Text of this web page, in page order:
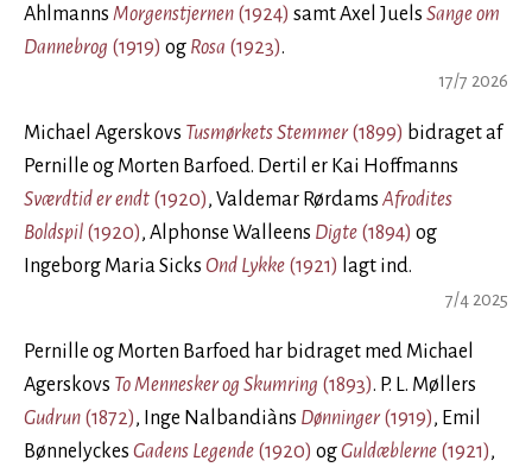
Ahlmanns Morgenstjernen (1924) samt Axel Juels Sange om
Dannebrog (1919) og Rosa (1923).
17/7 2026
Michael Agerskovs Tusmørkets Stemmer(1899) bidraget af
Pernille og Morten Barfoed. Dertil er Kai Hoffmanns
Sværdtid er endt (1920), Valdemar Rørdams Afrodites
Boldspil (1920), Alphonse Walleens Digte (1894) og
Ingeborg Maria Sicks Ond Lykke (1921) lagt ind.
7/4 2025
Pernille og Morten Barfoed har bidraget med Michael
Agerskovs To Mennesker og Skumring (1893). P. L. Møllers
Gudrun (1872), Inge Nalbandiàns Dønninger(1919), Emil
Bønnelyckes Gadens Legende (1920) ogGuldæblerne (1921),